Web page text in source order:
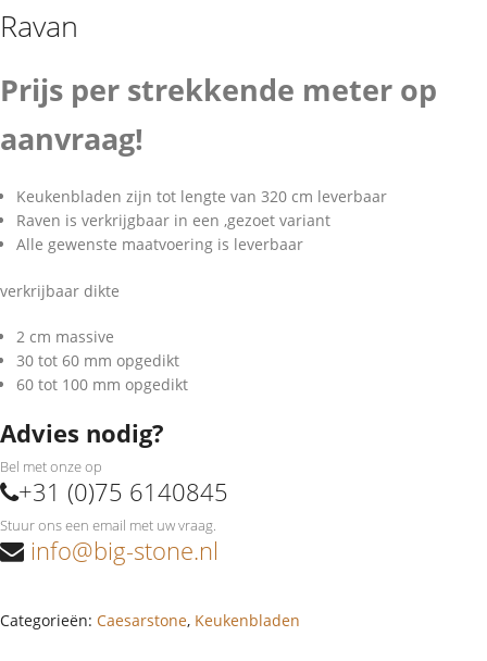
Ravan
Prijs per strekkende meter op
aanvraag!
Keukenbladen zijn tot lengte van 320 cm leverbaar
Raven is verkrijgbaar in een ,gezoet variant
Alle gewenste maatvoering is leverbaar
verkrijbaar dikte
2 cm massive
30 tot 60 mm opgedikt
60 tot 100 mm opgedikt
Advies nodig?
Bel met onze op
+31 (0)75 6140845
Stuur ons een email met uw vraag.
info@big-stone.nl
Categorieën: Caesarstone, Keukenbladen